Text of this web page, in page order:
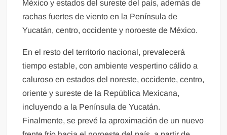
México y estados del sureste del país, además de
rachas fuertes de viento en la Península de
Yucatán, centro, occidente y noroeste de México.
En el resto del territorio nacional, prevalecerá
tiempo estable, con ambiente vespertino cálido a
caluroso en estados del noreste, occidente, centro,
oriente y sureste de la República Mexicana,
incluyendo a la Península de Yucatán.
Finalmente, se prevé la aproximación de un nuevo